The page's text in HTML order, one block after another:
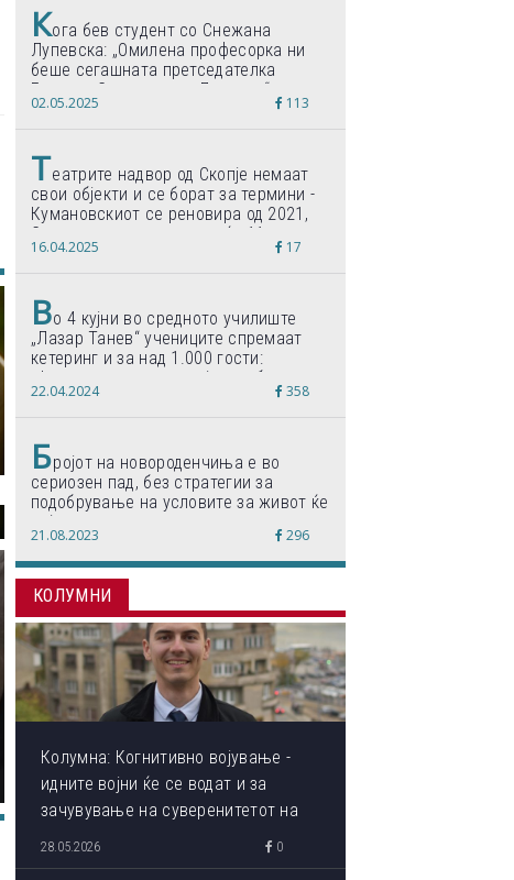
Кога бев студент со Снежана
Лупевска: „Омилена професорка ни
беше сегашната претседателка
Гордана Сиљановска-Давкова“
02.05.2025 113
Театрите надвор од Скопје немаат
свои објекти и се борат за термини -
Кумановскиот се реновира од 2021,
Струмичкиот се гради веќе 11 години
16.04.2025 17
Во 4 кујни во средното училиште
„Лазар Танев“ учениците спремаат
кетеринг и за над 1.000 гости:
„Формиравме компанија и работиме
по светски стандарди“
22.04.2024 358
Бројот на новороденчиња е во
сериозен пад, без стратегии за
подобрување на условите за живот ќе
дојде до затворање на училишта,
предупредуваат експертите
21.08.2023 296
КОЛУМНИ
Колумна: Когнитивно војување -
идните војни ќе се водат и за
зачувување на суверенитетот на
сопствениот ум
28.05.2026 0